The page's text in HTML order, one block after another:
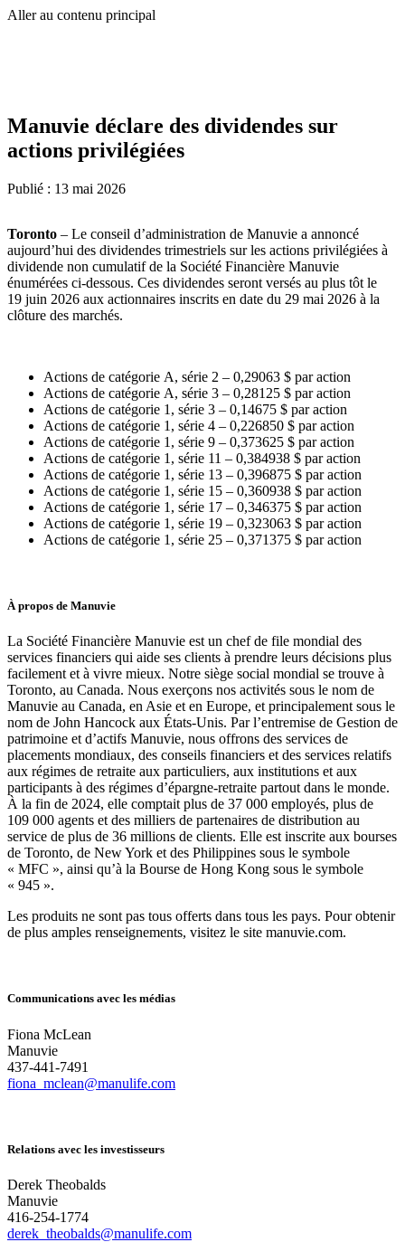
Aller au contenu principal
Manuvie déclare des dividendes sur
actions privilégiées
Publié : 13 mai 2026
Toronto – Le conseil d’administration de Manuvie a annoncé
aujourd’hui des dividendes trimestriels sur les actions privilégiées à
dividende non cumulatif de la Société Financière Manuvie
énumérées ci-dessous. Ces dividendes seront versés au plus tôt le
19 juin 2026 aux actionnaires inscrits en date du 29 mai 2026 à la
clôture des marchés.
Actions de catégorie A, série 2 – 0,29063 $ par action
Actions de catégorie A, série 3 – 0,28125 $ par action
Actions de catégorie 1, série 3 – 0,14675 $ par action
Actions de catégorie 1, série 4 – 0,226850 $ par action
Actions de catégorie 1, série 9 – 0,373625 $ par action
Actions de catégorie 1, série 11 – 0,384938 $ par action
Actions de catégorie 1, série 13 – 0,396875 $ par action
Actions de catégorie 1, série 15 – 0,360938 $ par action
Actions de catégorie 1, série 17 – 0,346375 $ par action
Actions de catégorie 1, série 19 – 0,323063 $ par action
Actions de catégorie 1, série 25 – 0,371375 $ par action
À propos de Manuvie
La Société Financière Manuvie est un chef de file mondial des
services financiers qui aide ses clients à prendre leurs décisions plus
facilement et à vivre mieux. Notre siège social mondial se trouve à
Toronto, au Canada. Nous exerçons nos activités sous le nom de
Manuvie au Canada, en Asie et en Europe, et principalement sous le
nom de John Hancock aux États-Unis. Par l’entremise de Gestion de
patrimoine et d’actifs Manuvie, nous offrons des services de
placements mondiaux, des conseils financiers et des services relatifs
aux régimes de retraite aux particuliers, aux institutions et aux
participants à des régimes d’épargne-retraite partout dans le monde.
À la fin de 2024, elle comptait plus de 37 000 employés, plus de
109 000 agents et des milliers de partenaires de distribution au
service de plus de 36 millions de clients. Elle est inscrite aux bourses
de Toronto, de New York et des Philippines sous le symbole
« MFC », ainsi qu’à la Bourse de Hong Kong sous le symbole
« 945 ».
Les produits ne sont pas tous offerts dans tous les pays. Pour obtenir
de plus amples renseignements, visitez le site manuvie.com.
Communications avec les médias
Fiona McLean
Manuvie
437-441-7491
fiona_mclean@manulife.com
Relations avec les investisseurs
Derek Theobalds
Manuvie
416-254-1774
derek_theobalds@manulife.com